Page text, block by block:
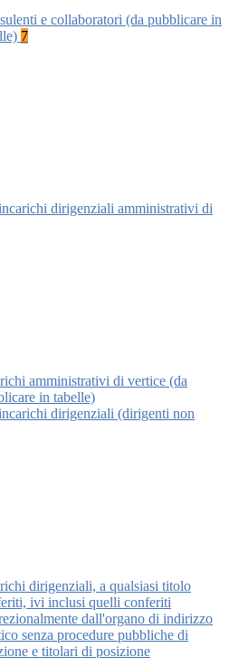
e collaboratori (da pubblicare in
7
dirigenziali amministrativi di
amministrativi di vertice (da
in tabelle)
dirigenziali (dirigenti non
dirigenziali, a qualsiasi titolo
ivi inclusi quelli conferiti
dall'organo di indirizzo
senza procedure pubbliche di
e titolari di posizione